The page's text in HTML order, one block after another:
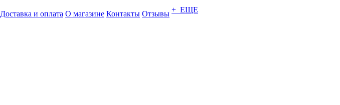
Доставка и оплата О магазине Контакты Отзывы + ЕЩЕ